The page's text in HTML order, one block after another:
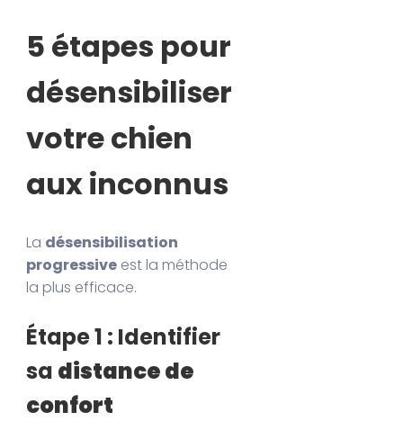
5 étapes pour
désensibiliser
votre chien
aux inconnus
La désensibilisation
progressive est la méthode
la plus efficace.
Étape 1 : Identifier
sa distance de
confort